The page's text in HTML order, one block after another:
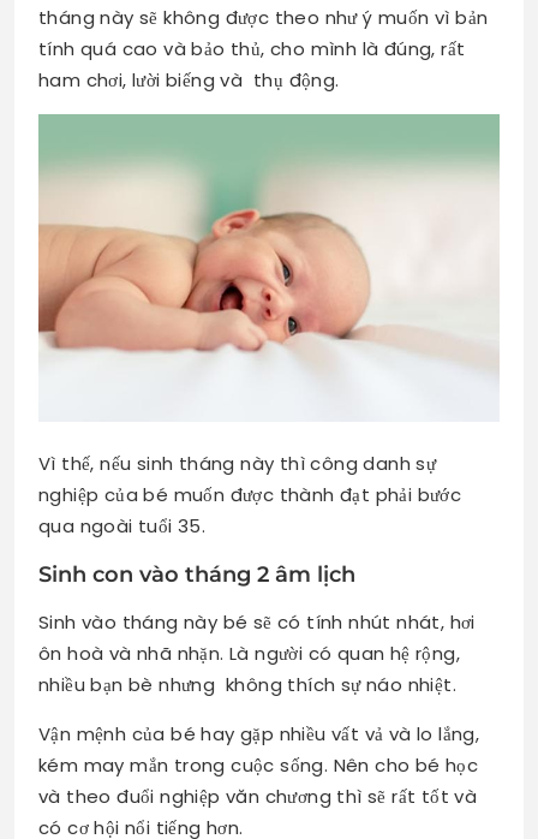
tháng này sẽ không được theo như ý muốn vì bản
tính quá cao và bảo thủ, cho mình là đúng, rất
ham chơi, lười biếng và thụ động.
Vì thế, nếu sinh tháng này thì công danh sự
nghiệp của bé muốn được thành đạt phải bước
qua ngoài tuổi 35.
Sinh con vào tháng 2 âm lịch
Sinh vào tháng này bé sẽ có tính nhút nhát, hơi
ôn hoà và nhã nhặn. Là người có quan hệ rộng,
nhiều bạn bè nhưng không thích sự náo nhiệt.
Vận mệnh của bé hay gặp nhiều vất vả và lo lắng,
kém may mắn trong cuộc sống. Nên cho bé học
và theo đuổi nghiệp văn chương thì sẽ rất tốt và
có cơ hội nổi tiếng hơn.